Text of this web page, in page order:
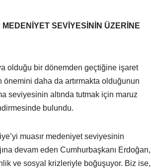
SEVİYESİNİN ÜZERİNE
olduğu bir dönemden geçtiğine işaret
daha da artırmakta olduğunun
seviyesinin altında tutmak için maruz
bulundu.
muasır medeniyet seviyesinin
devam eden Cumhurbaşkanı Erdoğan,
ve sosyal krizleriyle boğuşuyor. Biz ise,